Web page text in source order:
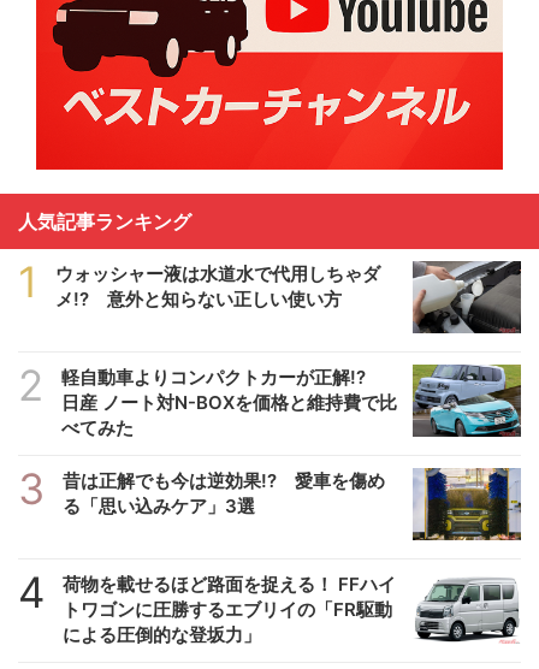
人気記事ランキング
1
ウォッシャー液は水道水で代用しちゃダ
メ!? 意外と知らない正しい使い方
2
軽自動車よりコンパクトカーが正解!?
日産 ノート対N-BOXを価格と維持費で比
べてみた
3
昔は正解でも今は逆効果!? 愛車を傷め
る「思い込みケア」3選
4
荷物を載せるほど路面を捉える！ FFハイ
トワゴンに圧勝するエブリイの「FR駆動
による圧倒的な登坂力」